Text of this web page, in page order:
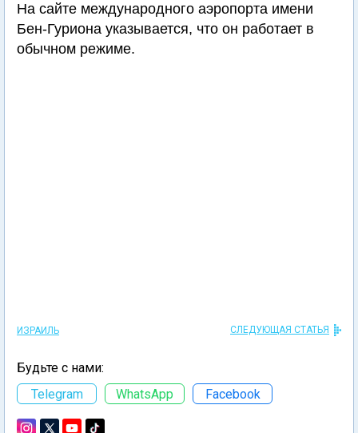
На сайте международного аэропорта имени
Бен-Гуриона указывается, что он работает в
обычном режиме.
ИЗРАИЛЬ СЛЕДУЮЩАЯ СТАТЬЯ
Будьте с нами:
Telegram
WhatsApp Facebook